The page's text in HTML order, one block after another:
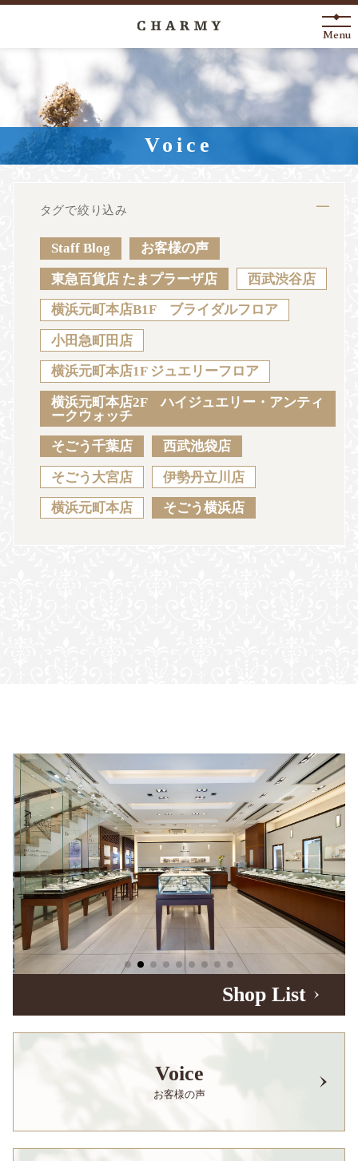
New Arrival
About
Engagement Ring
Anniversary
News Blog
Sustainability Voice Catalog
JA EN CH KO
Menu
Voice
タグで絞り込み
Staff Blog お客様の声
東急百貨店 たまプラーザ店 西武渋谷店
横浜元町本店B1F ブライダルフロア
小田急町田店
横浜元町本店1F ジュエリーフロア
横浜元町本店2F ハイジュエリー・アンティ
ークウォッチ
そごう千葉店 西武池袋店
そごう大宮店 伊勢丹立川店
横浜元町本店 そごう横浜店
Shop List
Voice
お客様の声